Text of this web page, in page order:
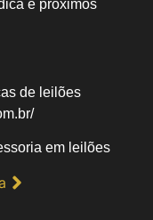
e próximos
de leilões
em leilões